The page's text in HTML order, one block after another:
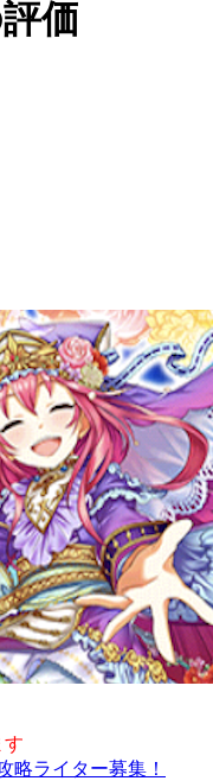
価
す
略ライター募集！